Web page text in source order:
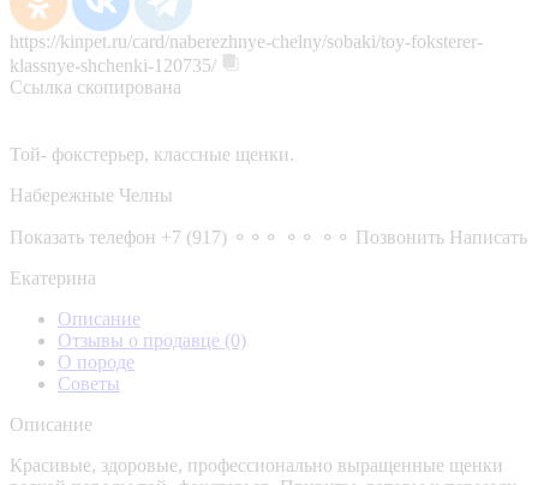
https://kinpet.ru/card/naberezhnye-chelny/sobaki/toy-foksterer-
klassnye-shchenki-120735/
Ссылка скопирована
Той- фокстерьер, классные щенки.
Набережные Челны
Показать телефон +7 (917) ⚬⚬⚬ ⚬⚬ ⚬⚬ Позвонить Написать
Екатерина
Описание
Отзывы о продавце (0)
О породе
Советы
Описание
Красивые, здоровые, профессионально выращенные щенки